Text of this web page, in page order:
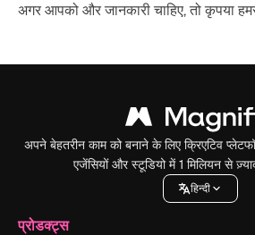
अगर आपको और जानकारी चाहिए, तो कृपया
अपने बेहतरीन काम को बनाने के लिए क्रिएटिव
एजेंसियों और स्टूडियो में 1 मिलियन से
हिन्दी
प्रोडक्ट्स